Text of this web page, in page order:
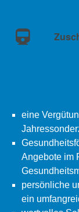
eine
Angebote im
persönliche
ein